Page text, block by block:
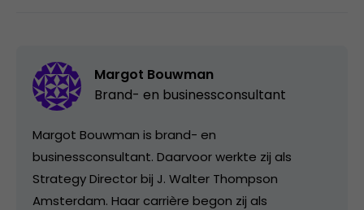
Margot Bouwman
Brand- en businessconsultant
Margot Bouwman is brand- en
businessconsultant. Daarvoor werkte zij als
Strategy Director bij J. Walter Thompson
Amsterdam. Haar carrière begon zij als